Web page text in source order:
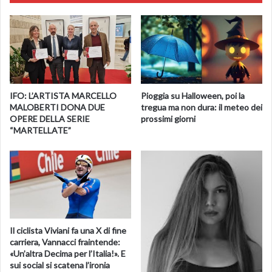
IFO: L’ARTISTA MARCELLO
MALOBERTI DONA DUE
OPERE DELLA SERIE
“MARTELLATE”
Pioggia su Halloween, poi la
tregua ma non dura: il meteo dei
prossimi giorni
Il ciclista Viviani fa una X di fine
carriera, Vannacci fraintende:
«Un’altra Decima per l’Italia!». E
sui social si scatena l’ironia